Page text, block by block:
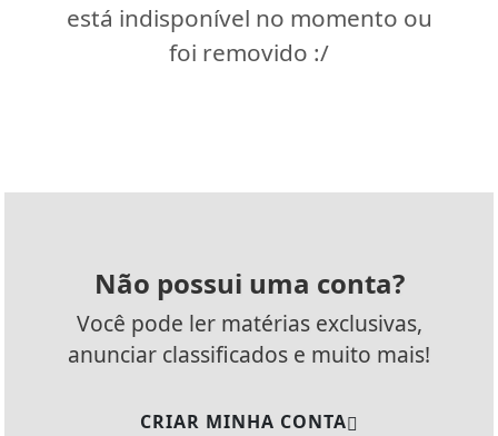
está indisponível no momento ou
foi removido :/
Não possui uma conta?
Você pode ler matérias exclusivas,
anunciar classificados e muito mais!
CRIAR MINHA CONTA